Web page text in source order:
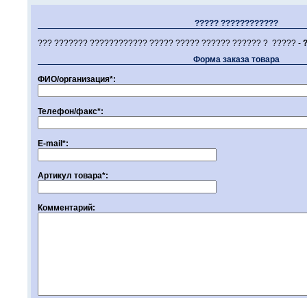
????? ????????????
??? ??????? ???????????? ????? ????? ?????? ?????? ? ????? -
Форма заказа товара
ФИО/организация*:
Телефон/факс*:
E-mail*:
Артикул товара*:
Комментарий: